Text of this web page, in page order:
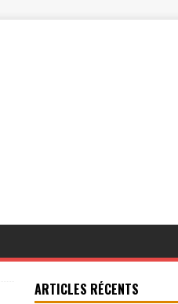
ARTICLES RÉCENTS